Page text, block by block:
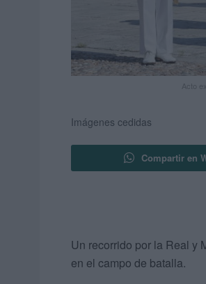
Acto
Imágenes cedidas
Compartir en
Un recorrido por la Real y
en el campo de batalla.